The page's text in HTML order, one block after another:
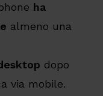
ha
almeno una
dopo
via mobile.